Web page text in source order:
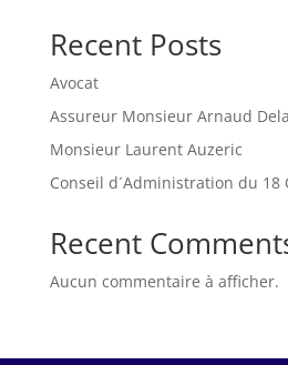
Recent Posts
Avocat
Assureur Monsieur Arnaud
Monsieur Laurent Auzeric
Conseil d´Administration du 18
Recent
Aucun commentaire à afficher.